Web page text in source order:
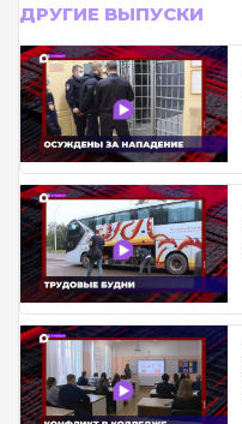
ДРУГИЕ ВЫПУСКИ